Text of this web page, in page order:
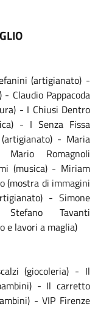
(artigianato) -
Claudio Pappacoda
- I Chiusi Dentro
- I Senza Fissa
- Maria
Romagnoli
(musica) - Miriam
(mostra di immagini
- Simone
Tavanti
e lavori a maglia)
(giocoleria) - Il
- Il carretto
- VIP Firenze